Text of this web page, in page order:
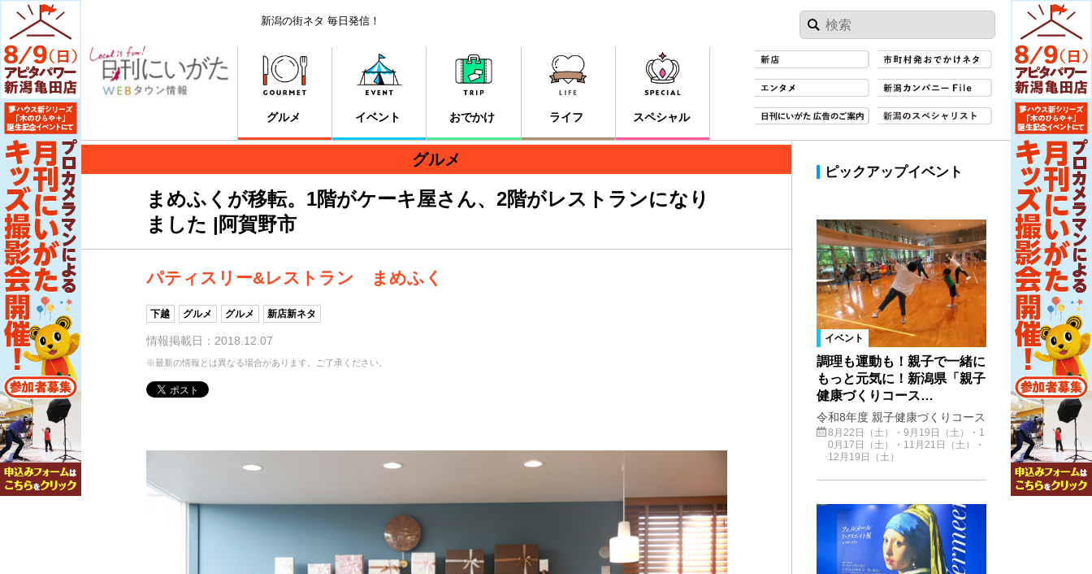
新潟の街ネタ 毎日発信！
グルメ イベント おでかけ ライフ スペシャル
グルメ
まめふくが移転。1階がケーキ屋さん、2階がレストランになり
ました |阿賀野市
パティスリー&レストラン まめふく
下越 グルメ グルメ 新店新ネタ
情報掲載日：2018.12.07
※最新の情報とは異なる場合があります。ご了承ください。
ピックアップイベント
イベント
調理も運動も！親子で一緒に
もっと元気に！新潟県「親子
健康づくりコース…
令和8年度 親子健康づくりコース
8月22日（土）・9月19日（土）・1
0月17日（土）・11月21日（土）・
12月19日（土）